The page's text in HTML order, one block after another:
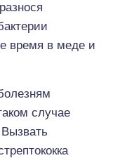
время в меде и
случае